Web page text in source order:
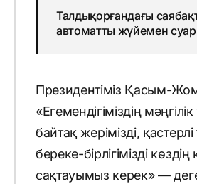
Талдықорғандағы
автоматты жүйемен
Президентіміз Қасым-
«Егемендігіміздің
байтақ жерімізді, қастерлі
береке-бірлігімізді
сақтауымыз керек» —